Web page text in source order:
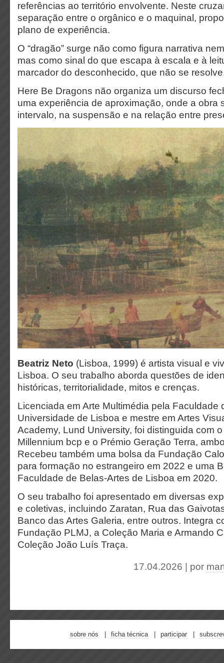
referências ao território envolvente. Neste
separação entre o orgânico e o maquinal,
plano de experiência.
O “dragão” surge não como figura narrativa
mas como sinal do que escapa à escala e à
marcador do desconhecido, que não se
Here Be Dragons não organiza um discurso
uma experiência de aproximação, onde a obra
intervalo, na suspensão e na relação entre
Beatriz Neto (Lisboa, 1999) é artista visual e
Lisboa. O seu trabalho aborda questões de
históricas, territorialidade, mitos e crenças.
Licenciada em Arte Multimédia pela Faculdade
Universidade de Lisboa e mestre em Artes
Academy, Lund University, foi distinguida com
Millennium bcp e o Prémio Geração Terra,
Recebeu também uma bolsa da Fundação
para formação no estrangeiro em 2022 e uma
Faculdade de Belas-Artes de Lisboa em 2020.
O seu trabalho foi apresentado em diversas
e coletivas, incluindo Zaratan, Rua das
Banco das Artes Galeria, entre outros. Integra
Fundação PLMJ, a Coleção Maria e Armando
Coleção João Luís Traça.
17.04.2026 | por
sobre nós ficha técnica participar